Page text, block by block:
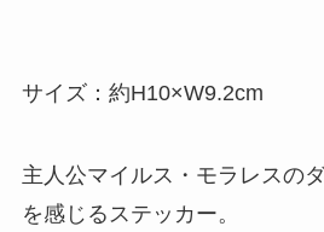
サイズ：約H10×W9.2cm
主人公マイルス・モラレスの
を感じるステッカー。